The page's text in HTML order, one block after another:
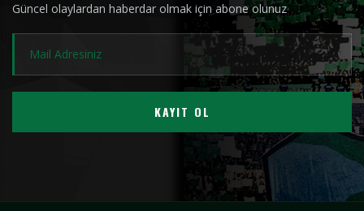
Güncel olaylardan haberdar olmak için abone olunuz
KAYIT OL